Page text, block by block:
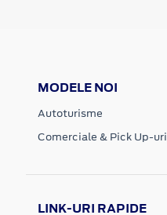
MODELE NOI
Autoturisme
Comerciale & Pick Up-uri
LINK-URI RAPIDE